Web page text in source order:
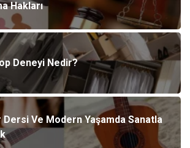
Hakları
Deneyi Nedir?
Ve Modern Yaşamda Sanatla